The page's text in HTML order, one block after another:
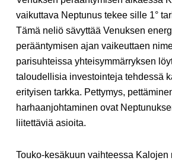
vaikuttava Neptunus tekee sille 1°
Tämä neliö sävyttää Venuksen
perääntymisen ajan vaikeuttaen
parisuhteissa yhteisymmärryksen
taloudellisia investointeja tehdessä
erityisen tarkka. Pettymys,
harhaanjohtaminen ovat
liitettäviä asioita.
Touko-kesäkuun vaihteessa Kalojen